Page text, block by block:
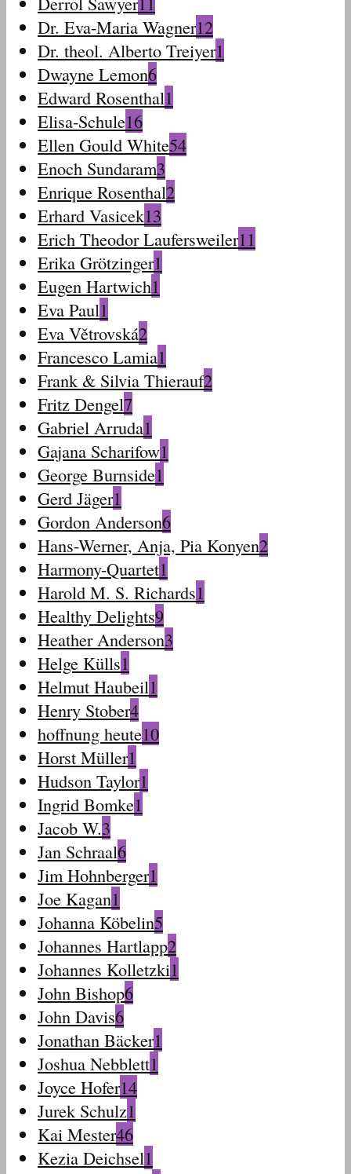
Dr. Eva-Maria Wagner12
Dr. theol. Alberto Treiyer1
Dwayne Lemon6
Edward Rosenthal1
Elisa-Schule16
Ellen Gould White54
Enoch Sundaram3
Enrique Rosenthal2
Erhard Vasicek13
Erich Theodor Laufersweiler11
Erika Grötzinger1
Eugen Hartwich1
Eva Paul1
Eva Větrovská2
Francesco Lamia1
Frank & Silvia Thierauf2
Fritz Dengel7
Gabriel Arruda1
Gajana Scharifow1
George Burnside1
Gerd Jäger1
Gordon Anderson6
Hans-Werner, Anja, Pia Konyen2
Harmony-Quartet1
Harold M. S. Richards1
Healthy Delights9
Heather Anderson3
Helge Külls1
Helmut Haubeil1
Henry Stober4
hoffnung heute10
Horst Müller1
Hudson Taylor1
Ingrid Bomke1
Jacob W.3
Jan Schraal6
Jim Hohnberger1
Joe Kagan1
Johanna Köbelin5
Johannes Hartlapp2
Johannes Kolletzki1
John Bishop6
John Davis6
Jonathan Bäcker1
Joshua Nebblett1
Joyce Hofer14
Jurek Schulz1
Kai Mester46
Kezia Deichsel1